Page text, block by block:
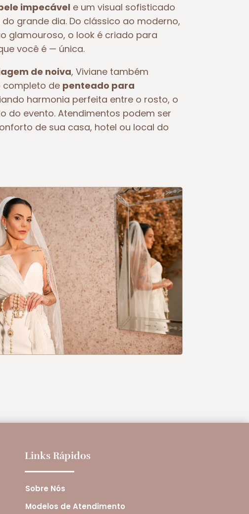
impecável e um visual sofisticado
grande dia. Do clássico ao moderno,
glamouroso, o look é criado para
você é — única.
de noiva, Viviane também
completo de penteado para
harmonia perfeita entre o rosto, o
do evento. Atendimentos podem ser
de sua casa, hotel ou local do
Links Rápidos
Sobre Nós
Modelos de Atendimento